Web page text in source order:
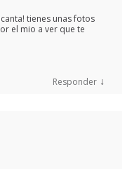
tienes unas fotos
el mio a ver que te
Responder ↓